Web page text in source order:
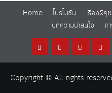
Home โปรโมชั่น เรื่องผีๆ
บทความน่าสนใจ
ก
Home โปร
เรื่อง
รู้
Copyright © All rights